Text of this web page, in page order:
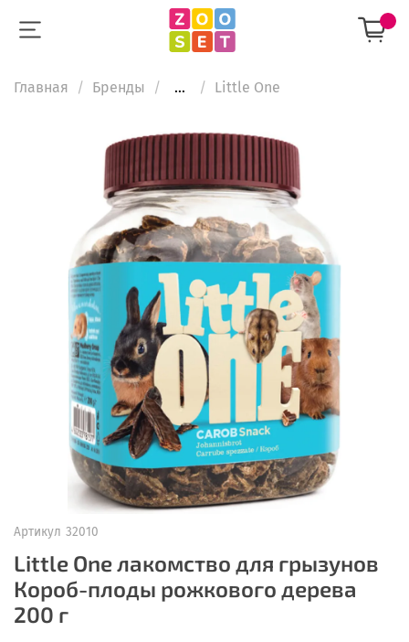
Главная Бренды ... Little One
Артикул 32010
Little One лакомство для грызунов
Короб-плоды рожкового дерева
200 г